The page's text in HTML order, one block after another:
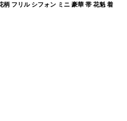
フリル シフォン ミニ 豪華 帯 花魁 着